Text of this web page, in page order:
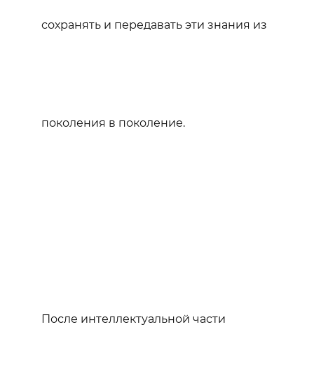
сохранять и передавать эти знания из
поколения в поколение.
После интеллектуальной части